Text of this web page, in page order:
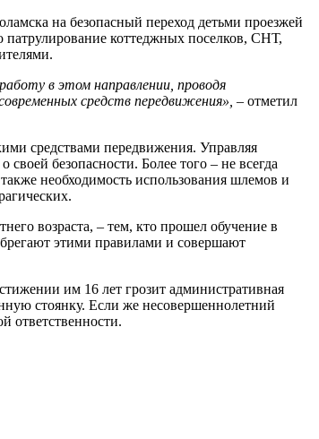
на безопасный переход детьми проезжей
коттеджных поселков, СНТ,
в этом направлении, проводя
средств передвижения», – отметил
средствами передвижения. Управляя
безопасности. Более того – не всегда
необходимость использования шлемов и
возраста, – тем, кто прошел обучение в
этими правилами и совершают
им 16 лет грозит административная
стоянку. Если же несовершеннолетний
ответственности.